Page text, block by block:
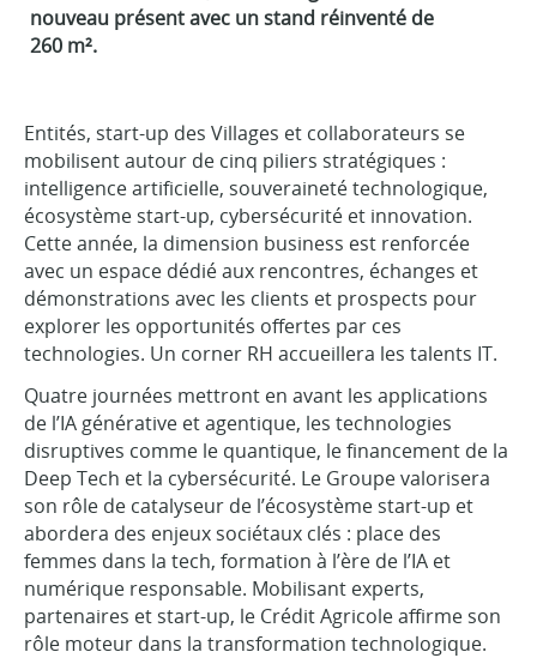
nouveau présent avec un stand réinventé de
260 m².
Entités, start-up des Villages et collaborateurs se
mobilisent autour de cinq piliers stratégiques :
intelligence artificielle, souveraineté technologique,
écosystème start-up, cybersécurité et innovation.
Cette année, la dimension business est renforcée
avec un espace dédié aux rencontres, échanges et
démonstrations avec les clients et prospects pour
explorer les opportunités offertes par ces
technologies. Un corner RH accueillera les talents IT.
Quatre journées mettront en avant les applications
de l’IA générative et agentique, les technologies
disruptives comme le quantique, le financement de la
Deep Tech et la cybersécurité. Le Groupe valorisera
son rôle de catalyseur de l’écosystème start-up et
abordera des enjeux sociétaux clés : place des
femmes dans la tech, formation à l’ère de l’IA et
numérique responsable. Mobilisant experts,
partenaires et start-up, le Crédit Agricole affirme son
rôle moteur dans la transformation technologique.